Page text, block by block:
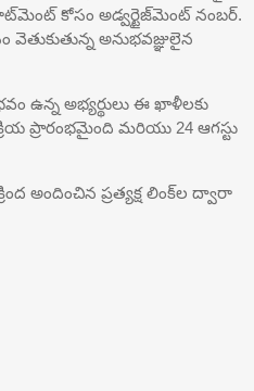
కోసం అడ్వర్టైజ్‌మెంట్ నంబర్.
అనుభవజ్ఞులైన
ఉన్న అభ్యర్థులు ఈ ఖాళీలకు
ప్రారంభమైంది మరియు 24 ఆగస్టు
అందించిన ప్రత్యక్ష లింక్‌ల ద్వారా